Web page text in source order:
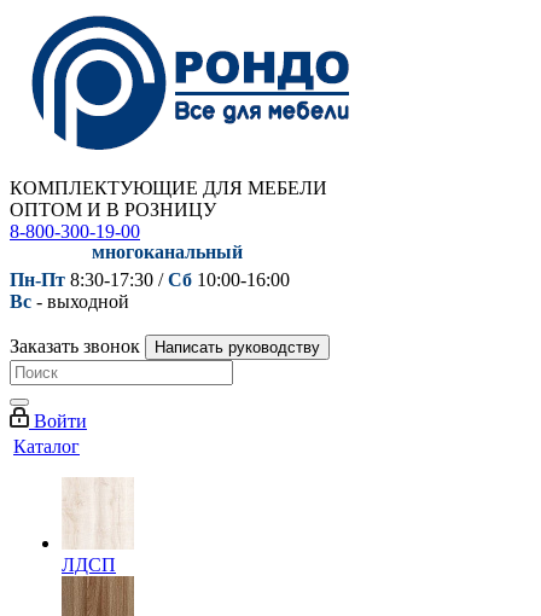
КОМПЛЕКТУЮЩИЕ ДЛЯ МЕБЕЛИ
ОПТОМ И В РОЗНИЦУ
8-800-300-19-00
многоканальный
Пн-Пт 8:30-17:30 /Сб 10:00-16:00
Вс - выходной
Заказать звонок Написать руководству
Войти
Каталог
ЛДСП